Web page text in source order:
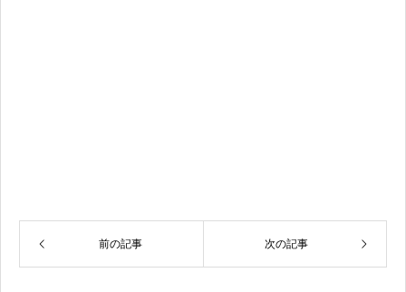
前の記事 次の記事